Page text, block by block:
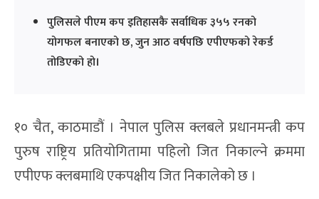
पुलिसले पीएम कप इतिहासकै सर्वाधिक ३५५ रनको
योगफल बनाएको छ, जुन आठ वर्षपछि एपीएफको रेकर्ड
तोडिएको हो।
१० चैत, काठमाडौं । नेपाल पुलिस क्लबले प्रधानमन्त्री कप
पुरुष राष्ट्रिय प्रतियोगितामा पहिलो जित निकाल्ने क्रममा
एपीएफ क्लबमाथि एकपक्षीय जित निकालेको छ ।